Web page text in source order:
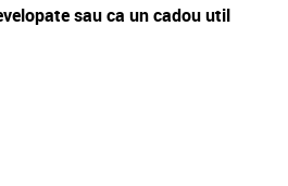
sau ca un cadou util